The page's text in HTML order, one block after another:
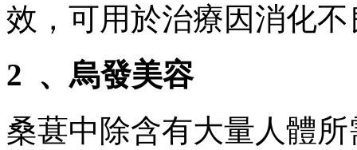
效 ，可用於治療因消化
2  、烏發美容
桑葚中除含有大量人體所